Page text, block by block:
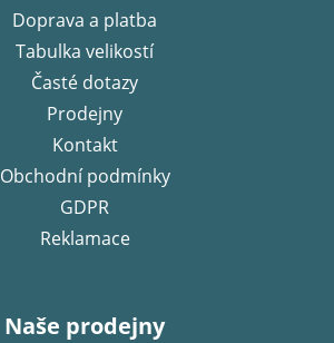
Doprava a platba
Tabulka velikostí
Časté dotazy
Prodejny
Kontakt
Obchodní podmínky
GDPR
Reklamace
Naše prodejny